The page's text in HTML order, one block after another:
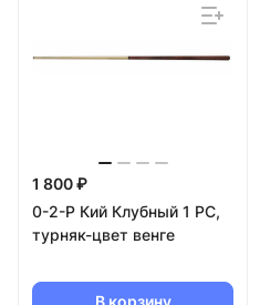
1 800 ₽
0-2-Р Кий Клубный 1 РС,
турняк-цвет венге
В корзину